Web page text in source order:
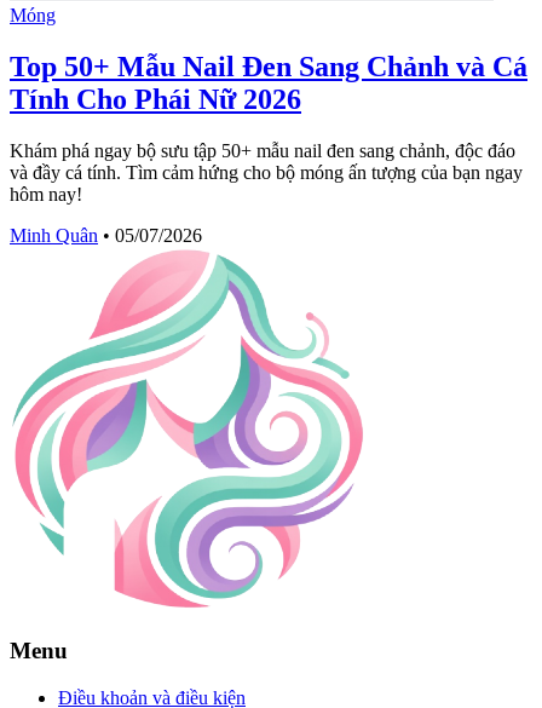
Móng
Top 50+ Mẫu Nail Đen Sang Chảnh và Cá
Tính Cho Phái Nữ 2026
Khám phá ngay bộ sưu tập 50+ mẫu nail đen sang chảnh, độc đáo
và đầy cá tính. Tìm cảm hứng cho bộ móng ấn tượng của bạn ngay
hôm nay!
Minh Quân • 05/07/2026
Menu
Điều khoản và điều kiện